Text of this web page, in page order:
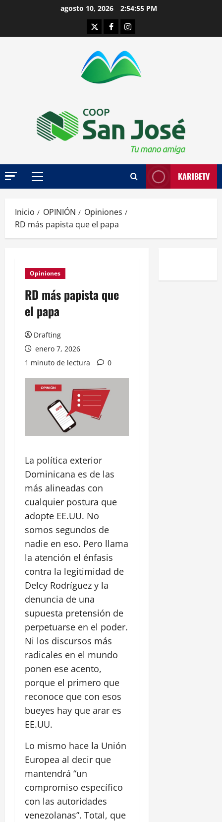
agosto 10, 2026 2:54:56 PM
TwitterFacebookInstagram
Menú
KARIBETV
Inicio OPINIÓN
Opiniones
RD más papista que el papa
Opiniones
RD más papista que
el papa
Drafting
enero 7, 2026
1 minuto de lectura
0
La política exterior
Dominicana es de las
más alineadas con
cualquier postura que
adopte EE.UU. No
somos segundos de
nadie en eso. Pero llama
la atención el énfasis
contra la legitimidad de
Delcy Rodríguez y la
denuncia de una
supuesta pretensión de
perpetuarse en el poder.
Ni los discursos más
radicales en el mundo
ponen ese acento,
porque el primero que
reconoce que con esos
bueyes hay que arar es
EE.UU.
Lo mismo hace la Unión
Europea al decir que
mantendrá “un
compromiso específico
con las autoridades
venezolanas”. Total, que